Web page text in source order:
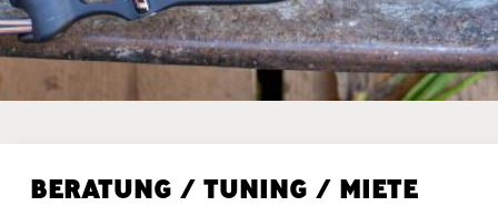
BERATUNG / TUNING / MIETE